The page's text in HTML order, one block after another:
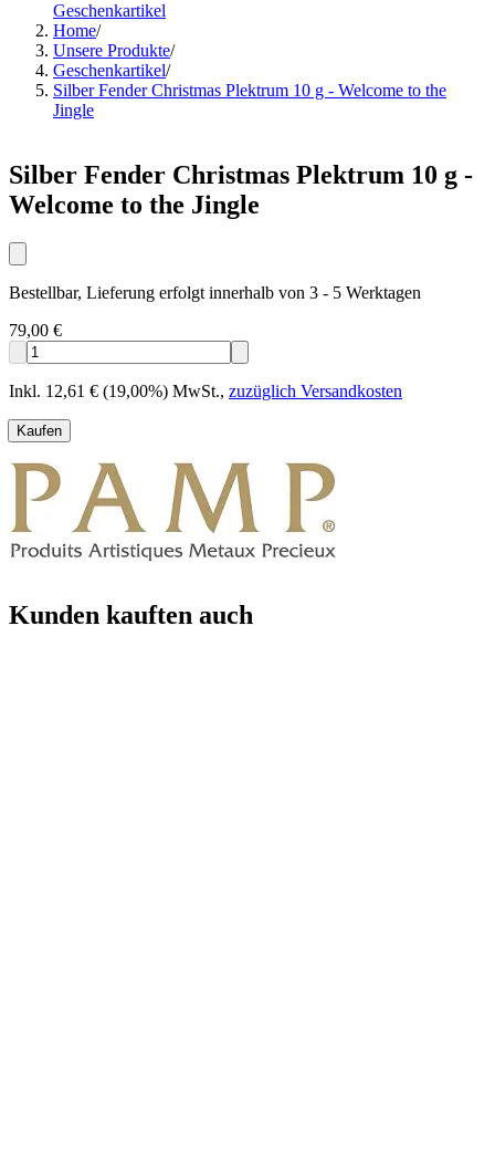
Geschenkartikel
Home/
Unsere Produkte/
Geschenkartikel/
Silber Fender Christmas Plektrum 10 g - Welcome to the
Jingle
Silber Fender Christmas Plektrum 10 g -
Welcome to the Jingle
Bestellbar, Lieferung erfolgt innerhalb von 3 - 5 Werktagen
79,00 €
Inkl. 12,61 € (19,00%) MwSt., zuzüglich Versandkosten
Kaufen
Kunden kauften auch